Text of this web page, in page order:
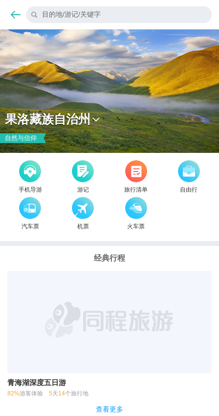
目的地/游记/关键字
果洛藏族自治州
自然与信仰
手机导游 游记 旅行清单 自由行
汽车票 机票 火车票
经典行程
青海湖深度五日游
82%游客体验 5天14个旅行地
查看更多